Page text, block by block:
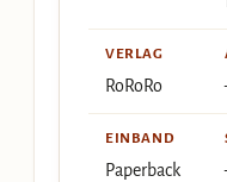
VERLAG
RoRoRo
EINBAND
Paperback